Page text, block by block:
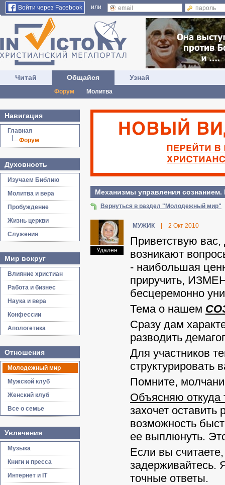
Войти через Facebook или
Читай Общайся
Форум Молитва
Узнай
Навигация
Главная
Форум
Духовность
Изучаем Библию
Молитва и вера
Пробуждение
Жизнь церкви
Служения
Мир вокруг
Влияние христиан
Работа и бизнес
Наука и вера
Конфессии
Апологетика
Отношения
Молодежный мир
Мужской клуб
Женский клуб
Все о семье
Увлечения
Музыка
Книги и пресса
Интернет и IT
Механизмы управления
Вернуться в раздел "Молодежный мир"
Удален
МУЖИК 2 Окт 2010
Приветствую вас,
возникают
- наибольшая
приручить,
бесцеремонно
Тема о нашем
Сразу дам
разводить
Для участников
структурировать
Помните,
Объясняю откуда
захочет
возможность
ее выплюнуть.
Если вы
точные ответы.